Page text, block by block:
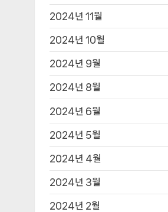
2024년 11월
2024년 10월
2024년 9월
2024년 8월
2024년 6월
2024년 5월
2024년 4월
2024년 3월
2024년 2월